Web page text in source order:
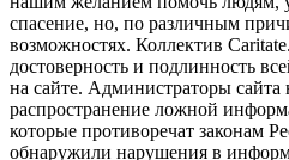
спасение, но, по различным
возможностях. Коллектив
достоверность и подлинность
на сайте. Администраторы сайта
распространение ложной
которые противоречат законам
обнаружили нарушения в